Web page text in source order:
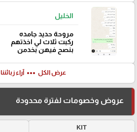
الخليل
مروحة حديد جامده
ركبت ثلاث لي اخذتهم
بنصح فيهن بخدمن
عرض الكل more_horiz آراء زبائننا
عروض وخصومات لفترة محدودة
KIT